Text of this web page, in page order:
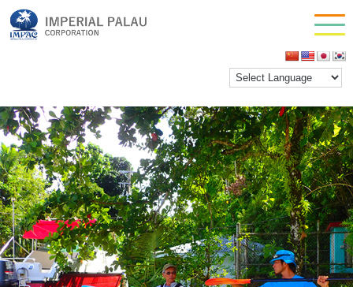
OLYMPUS DIGITAL CAMERA
inpactestuser |2021年3月17日